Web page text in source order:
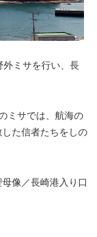
外ミサを行い、長
ミサでは、航海の
た信者たちをしの
像／長崎港入り口